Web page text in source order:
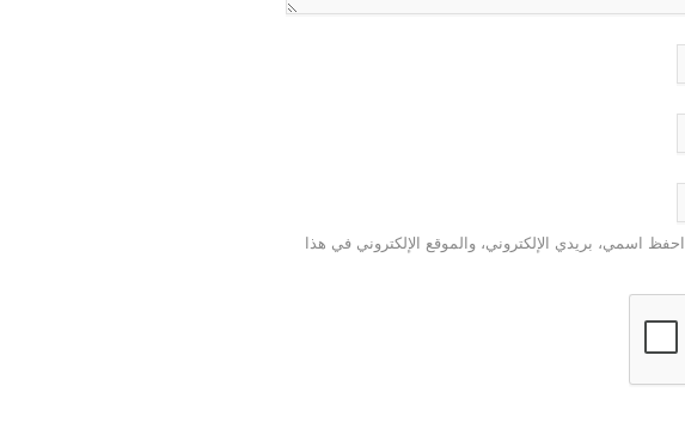
احفظ اسمي، بريدي الإلكتروني، والموقع الإلكتروني في هذا